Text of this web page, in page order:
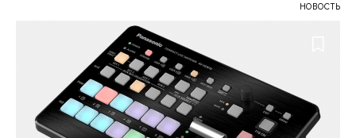
НОВОСТЬ